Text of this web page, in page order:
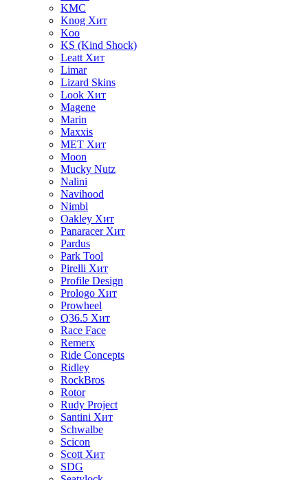
KMC
Knog Хит
Koo
KS (Kind Shock)
Leatt Хит
Limar
Lizard Skins
Look Хит
Magene
Marin
Maxxis
MET Хит
Moon
Mucky Nutz
Nalini
Navihood
Nimbl
Oakley Хит
Panaracer Хит
Pardus
Park Tool
Pirelli Хит
Profile Design
Prologo Хит
Prowheel
Q36.5 Хит
Race Face
Remerx
Ride Concepts
Ridley
RockBros
Rotor
Rudy Project
Santini Хит
Schwalbe
Scicon
Scott Хит
SDG